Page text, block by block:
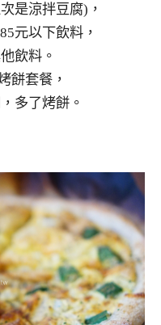
是涼拌豆腐)，
元以下飲料，
飲料。
餅套餐，
多了烤餅。